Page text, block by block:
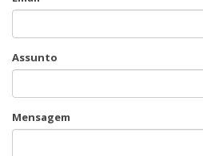
Assunto
Mensagem